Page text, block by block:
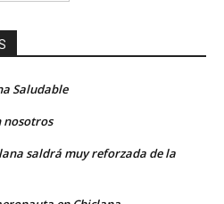
Saludable
nosotros
saldrá muy reforzada de la